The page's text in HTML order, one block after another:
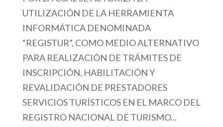
UTILIZACIÓN DE LA HERRAMIENTA
INFORMÁTICA DENOMINADA
“REGISTUR”, COMO MEDIO ALTERNATIVO
PARA REALIZACIÓN DE TRÁMITES DE
INSCRIPCIÓN, HABILITACIÓN Y
REVALIDACIÓN DE PRESTADORES
SERVICIOS TURÍSTICOS EN EL MARCO DEL
REGISTRO NACIONAL DE TURISMO...